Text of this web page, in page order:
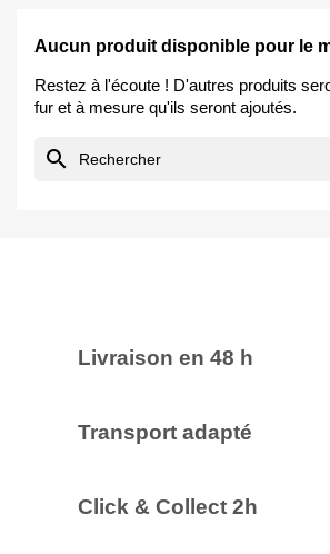
Aucun produit disponible pour le
Restez à l'écoute ! D'autres produits
fur et à mesure qu'ils seront ajoutés.
search
Livraison en 48 h
Transport adapté
Click & Collect 2h